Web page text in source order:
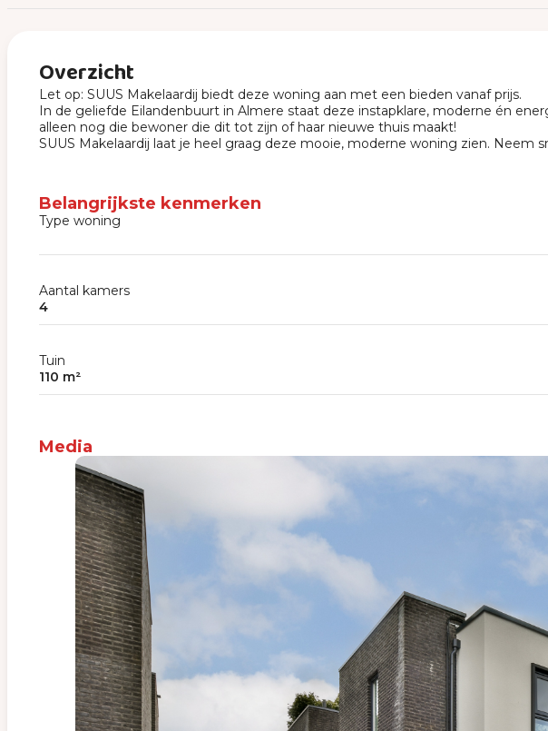
Overzicht
Let op: SUUS Makelaardij biedt deze woning aan met een bieden vanaf prijs.
In de geliefde Eilandenbuurt in Almere staat deze instapklare, moderne én
alleen nog die bewoner die dit tot zijn of haar nieuwe thuis maakt!
SUUS Makelaardij laat je heel graag deze mooie, moderne woning zien. Neem
Belangrijkste kenmerken
Type woning
Aantal kamers
4
Tuin
110 m²
Media